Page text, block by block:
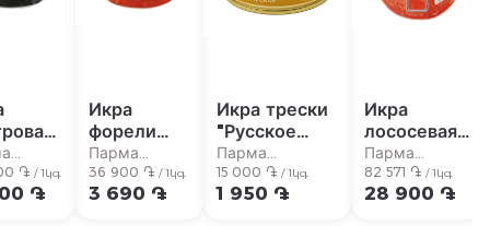
֏ / 1կգ
֏
Икра
форели
"Kaytar"
красная
100г
Парма
супермаркет
36 900 ֏ / 1կգ
3 690 ֏
Икра трески
"Русское
Море"
классическая
130г
Парма
супермаркет
15 000 ֏ / 1կգ
1 950 ֏
Икра
лососевая
"Паратунка"
кета 350г
Парма
супермаркет
82 571 ֏ / 1կգ
28 900 ֏